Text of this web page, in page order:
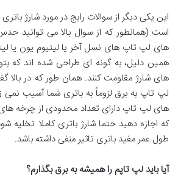
این یکی دیگر از سوالات رایج در مورد شارژ
است (همانطور که از سوال بالا می توانید
‌های لپ ‌تاپ های نسل آخر یا لیتیوم یون یا
همین دلیل، به گونه‌ ای طراحی شده‌ اند که
های شارژ مقاومت کنند. همان طور که در بالا
لپ‌ تاپ به برق لزوماً به باتری شما آسیب نمی
های لپ ‌تاپ دارای تعداد محدودی از چرخه
که اجازه دهید حتما شارژ باتری کاملا تخلیه
طول عمر مفید باتری تاثیر منفی داشته باشد.
آیا باید لپ تاپم را همیشه به برق بگذارم؟